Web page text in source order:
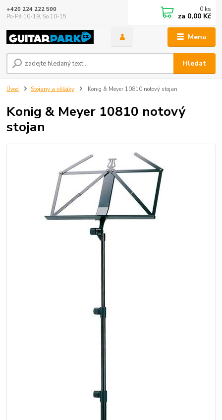
Menu
Hledat
+420 224 222 500
Po-Pá 10-19, So 10-15
0 ks
za 0,00 Kč
Úvod Stojany a věšáky Konig & Meyer 10810 notový stojan
Konig & Meyer 10810 notový
stojan